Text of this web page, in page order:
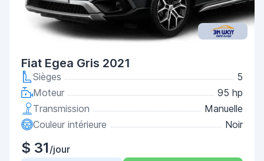
Fiat Egea Gris 2021
Sièges
5
Moteur
95 hp
Transmission
Manuelle
Couleur intérieure
Noir
$ 31/jour